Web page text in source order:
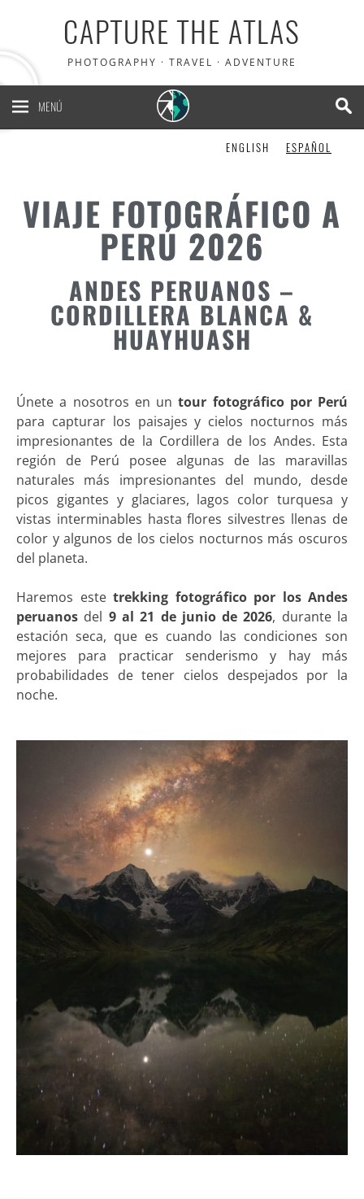
CAPTURE THE ATLAS
PHOTOGRAPHY · TRAVEL · ADVENTURE
MENÚ
ENGLISH ESPAÑOL
VIAJE FOTOGRÁFICO A
PERÚ 2026
ANDES PERUANOS –
CORDILLERA BLANCA &
HUAYHUASH
Únete a nosotros en untour fotográfico por Perú
para capturar los paisajes y cielos nocturnos más
impresionantes de la Cordillera de los Andes. Esta
región de Perú posee algunas de las maravillas
naturales más impresionantes del mundo, desde
picos gigantes y glaciares, lagos color turquesa y
vistas interminables hasta flores silvestres llenas de
color y algunos de los cielos nocturnos más oscuros
del planeta.
Haremos este trekking fotográfico por los Andes
peruanos del 9 al 21 de junio de 2026, durante la
estación seca, que es cuando las condiciones son
mejores para practicar senderismo y hay más
probabilidades de tener cielos despejados por la
noche.